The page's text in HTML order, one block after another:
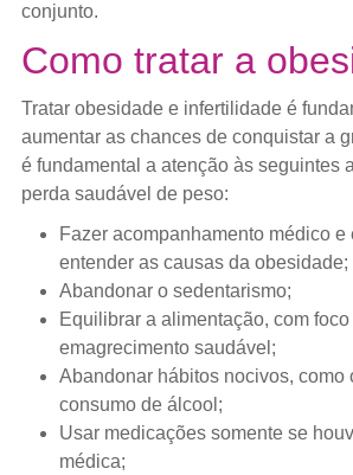
conjunto.
Como tratar a
Tratar obesidade e infertilidade é
aumentar as chances de conquistar a
é fundamental a atenção às seguintes
perda saudável de peso:
Fazer acompanhamento médico e
entender as causas da obesidade;
Abandonar o sedentarismo;
Equilibrar a alimentação, com foco
emagrecimento saudável;
Abandonar hábitos nocivos, como
consumo de álcool;
Usar medicações somente se
médica;